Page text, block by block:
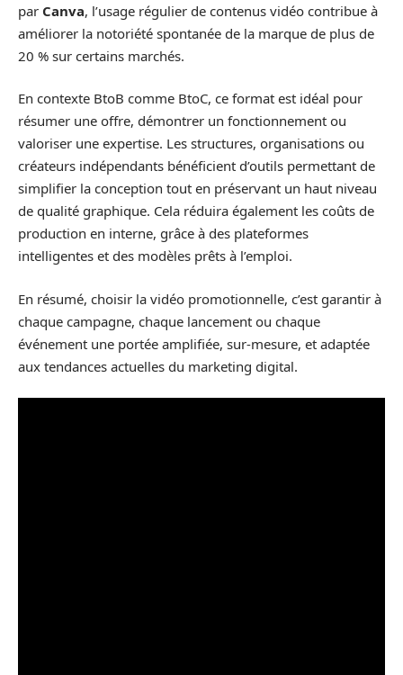
par Canva, l’usage régulier de contenus vidéo contribue à
améliorer la notoriété spontanée de la marque de plus de
20 % sur certains marchés.
En contexte BtoB comme BtoC, ce format est idéal pour
résumer une offre, démontrer un fonctionnement ou
valoriser une expertise. Les structures, organisations ou
créateurs indépendants bénéficient d’outils permettant de
simplifier la conception tout en préservant un haut niveau
de qualité graphique. Cela réduira également les coûts de
production en interne, grâce à des plateformes
intelligentes et des modèles prêts à l’emploi.
En résumé, choisir la vidéo promotionnelle, c’est garantir à
chaque campagne, chaque lancement ou chaque
événement une portée amplifiée, sur-mesure, et adaptée
aux tendances actuelles du marketing digital.